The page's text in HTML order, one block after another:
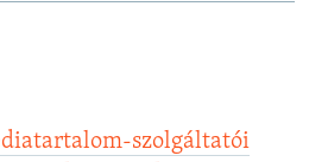
szolgáltatói